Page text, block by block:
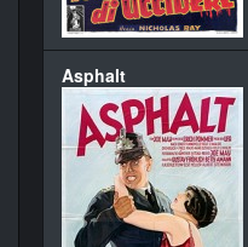
Asphalt